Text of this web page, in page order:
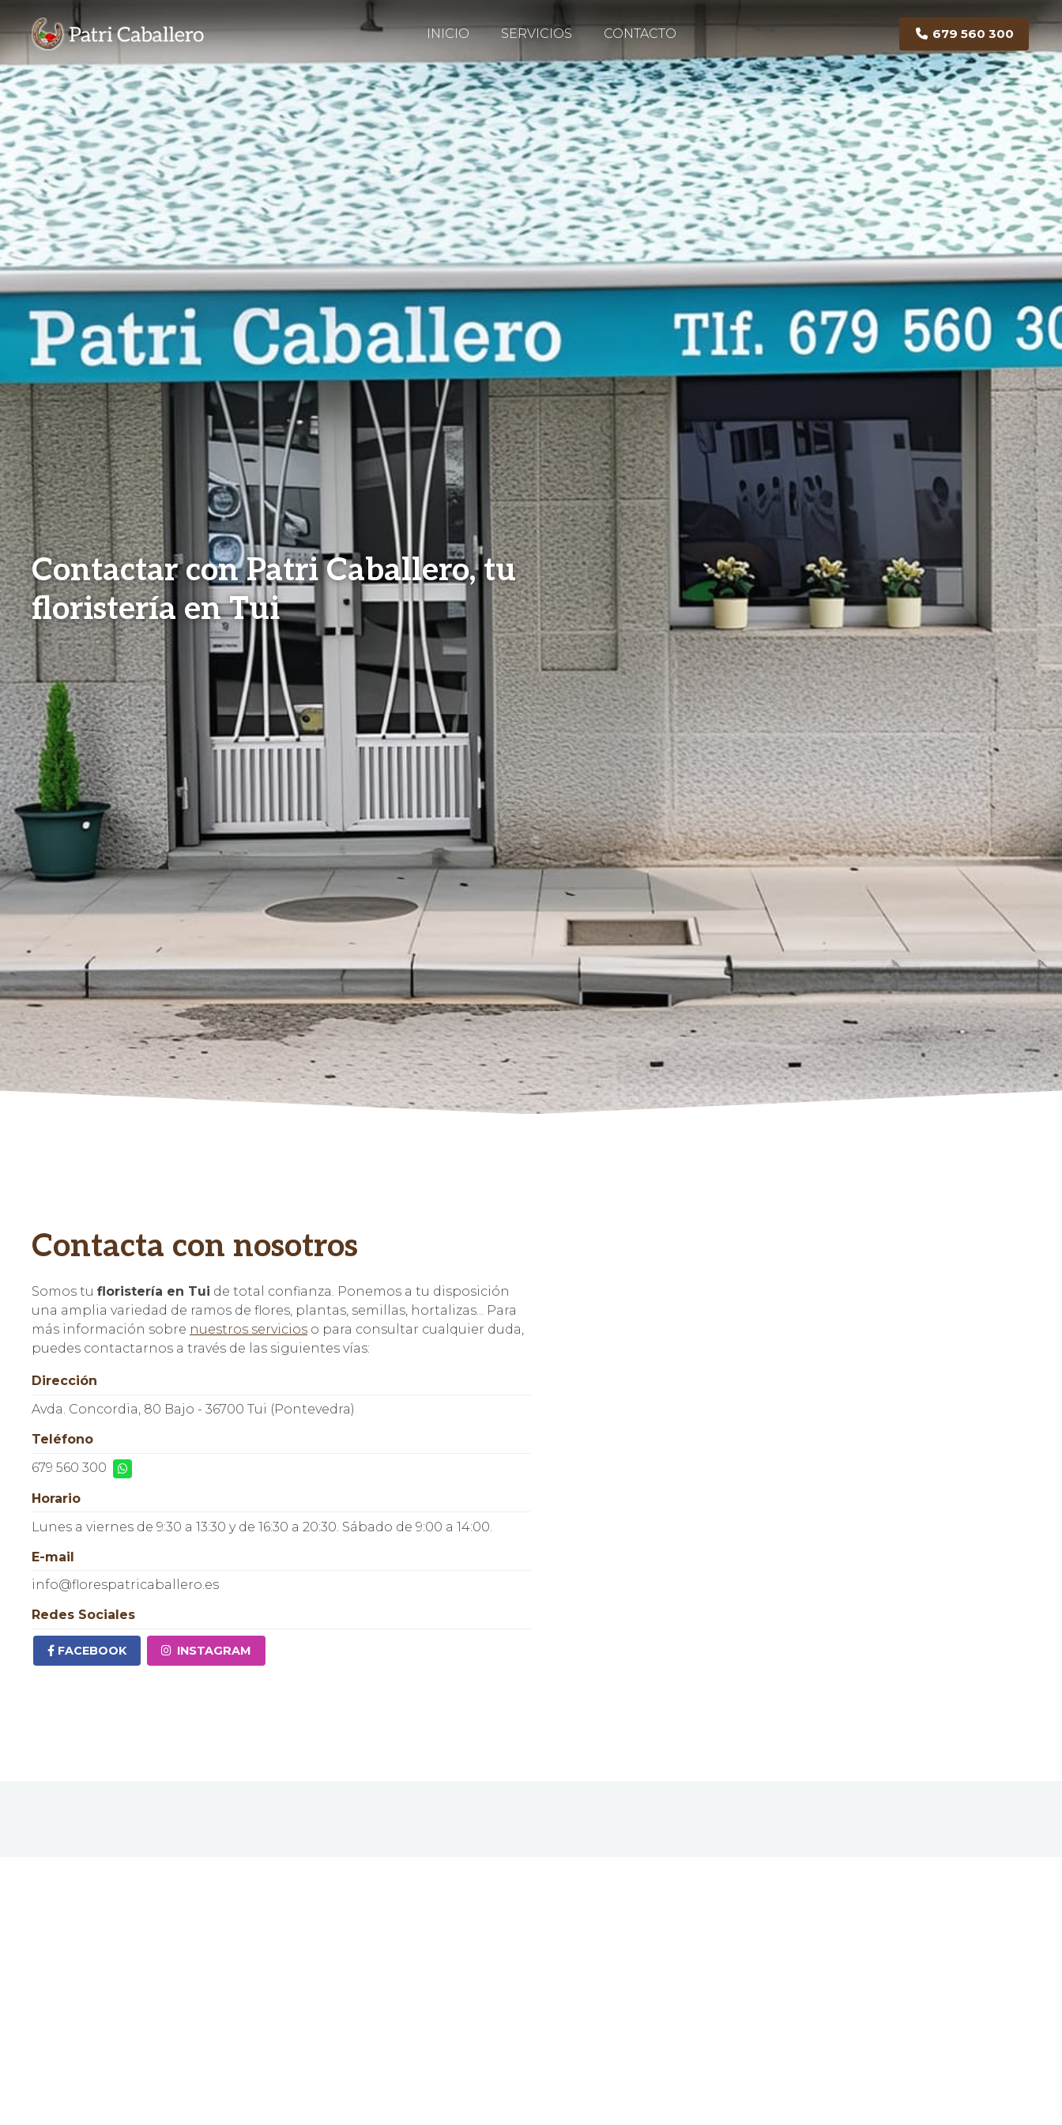
INICIO SERVICIOS CONTACTO 679 560 300
Contactar con Patri Caballero, tu
floristería en Tui
Contacta con nosotros
Somos tu floristería en Tui de total confianza. Ponemos a tu disposición
una amplia variedad de ramos de flores, plantas, semillas, hortalizas... Para
más información sobre nuestros servicios o para consultar cualquier duda,
puedes contactarnos a través de las siguientes vías:
Dirección
Avda. Concordia, 80 Bajo - 36700 Tui (Pontevedra)
Teléfono
679 560 300
Horario
Lunes a viernes de 9:30 a 13:30 y de 16:30 a 20:30. Sábado de 9:00 a 14:00.
E-mail
info@florespatricaballero.es
Redes Sociales
FACEBOOK INSTAGRAM